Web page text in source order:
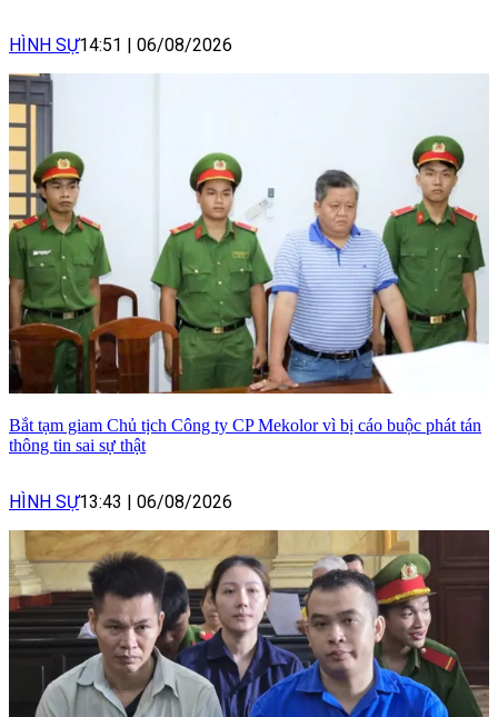
HÌNH SỰ14:51 06/08/2026
Bắt tạm giam Chủ tịch Công ty CP Mekolor vì bị cáo buộc phát tán
thông tin sai sự thật
HÌNH SỰ13:43 06/08/2026